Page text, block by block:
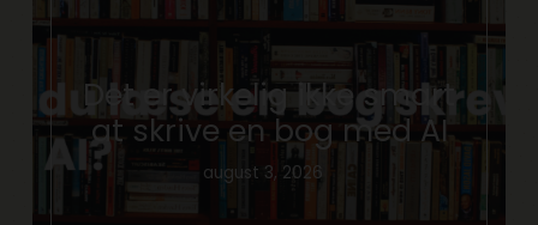
Det er virkelig ikke smart
at skrive en bog med AI
august 3, 2026